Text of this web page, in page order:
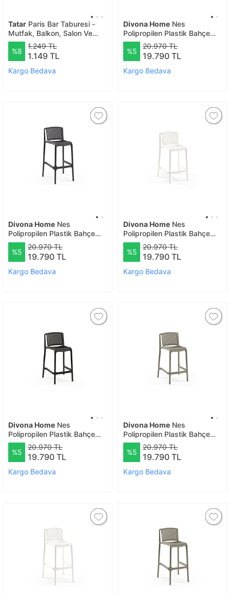
Tatar Paris Bar Taburesi -
Mutfak, Balkon, Salon Ve
Bahçe Sandalyesi
%8
1.249 TL
1.149 TL
Kargo Bedava
Divona Home Nes
Polipropilen Plastik Bahçe
Bar Sandalyesi 4 lü (65 Cm)
Haki
%5
20.970 TL
19.790 TL
Kargo Bedava
Divona Home Nes
Polipropilen Plastik Bahçe
Bar Sandalyesi 4 lü (75 Cm)
Antrasi̇t
%5
20.970 TL
19.790 TL
Kargo Bedava
Divona Home Nes
Polipropilen Plastik Bahçe
Bar Sandalyesi 4 lü (65 Cm)
Beyaz
%5
20.970 TL
19.790 TL
Kargo Bedava
Divona Home Nes
Polipropilen Plastik Bahçe
Bar Sandalyesi 4 lü (65 Cm)
Antrasi̇t
%5
20.970 TL
19.790 TL
Kargo Bedava
Divona Home Nes
Polipropilen Plastik Bahçe
Bar Sandalyesi 2 Li (65 Cm)
Vizon
%5
20.970 TL
19.790 TL
Kargo Bedava